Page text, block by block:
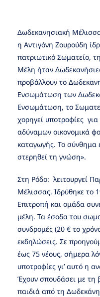
Δωδεκανησιακή
η Αντιγόνη Ζουρούδη
πατριωτικό Σωματείο,
Μέλη ήταν
προβάλλουν το
Ενσωμάτωση των
Ενσωμάτωση, το
χορηγεί υποτροφίες
αδύναμων οικονομικά
καταγωγής. Το σύνθημα
στερηθεί τη γνώση».
Στη Ρόδο: λειτουργεί
Μέλισσας. Ιδρύθηκε το
Επιτροπή και ομάδα
μέλη. Τα έσοδα του
συνδρομές (20 € το
εκδηλώσεις. Σε
έως 75 νέους, σήμερα
υποτροφίες γι’ αυτό η
Έχουν σπουδάσει με τη
παιδιά από τη